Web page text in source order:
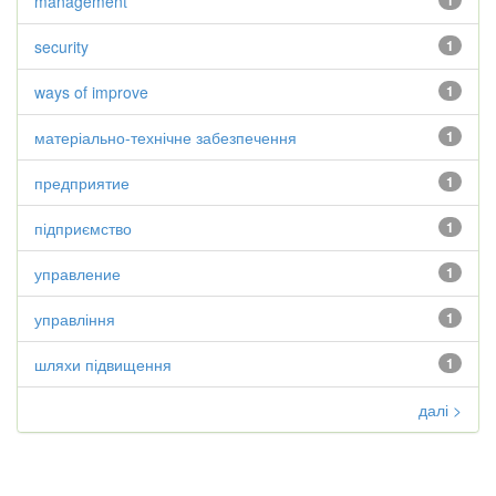
1
security
1
ways of improve
1
матеріально-технічне забезпечення
1
предприятие
1
підприємство
1
управление
1
управління
1
шляхи підвищення
далі >